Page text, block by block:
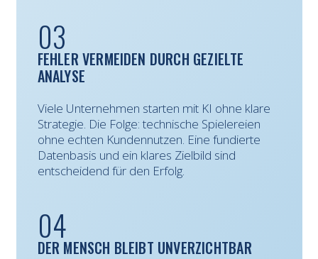
03
FEHLER VERMEIDEN DURCH GEZIELTE
ANALYSE
Viele Unternehmen starten mit KI ohne klare
Strategie. Die Folge: technische Spielereien
ohne echten Kundennutzen. Eine fundierte
Datenbasis und ein klares Zielbild sind
entscheidend für den Erfolg.
04
DER MENSCH BLEIBT UNVERZICHTBAR